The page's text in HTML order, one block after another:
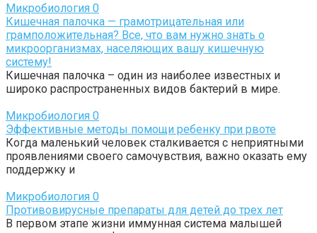
Микробиология 0
Кишечная палочка — грамотрицательная или
грамположительная? Все, что вам нужно знать о
микроорганизмах, населяющих вашу кишечную
систему!
Кишечная палочка – один из наиболее известных и
широко распространенных видов бактерий в мире.
Микробиология 0
Эффективные методы помощи ребенку при рвоте
Когда маленький человек сталкивается с неприятными
проявлениями своего самочувствия, важно оказать ему
поддержку и
Микробиология 0
Противовирусные препараты для детей до трех лет
В первом этапе жизни иммунная система малышей